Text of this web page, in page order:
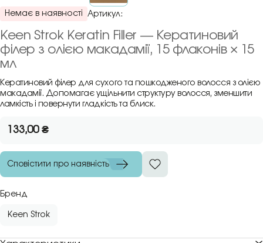
Немає в наявності Артикул:
Keen Strok Keratin Filler — Кератиновий
філер з олією макадамії, 15 флаконів × 15
мл
Кератиновий філер для сухого та пошкодженого волосся з олією
макадамії. Допомагає ущільнити структуру волосся, зменшити
ламкість і повернути гладкість та блиск.
133,00₴
Сповістити про наявність
Бренд
Keen Strok